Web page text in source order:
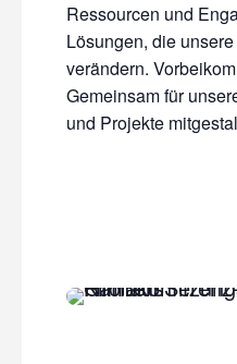
Ressourcen und
Lösungen, die
verändern.
Gemeinsam für
und Projekte